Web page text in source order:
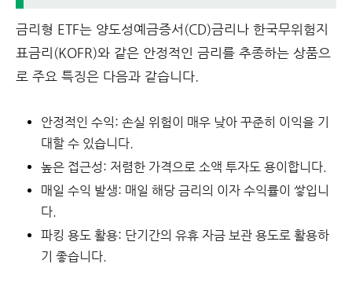
금리형 ETF는 양도성예금증서(CD)금리나 한국무위험지
표금리(KOFR)와 같은 안정적인 금리를 추종하는 상품으
로 주요 특징은 다음과 같습니다.
안정적인 수익: 손실 위험이 매우 낮아 꾸준히 이익을 기
대할 수 있습니다.
높은 접근성: 저렴한 가격으로 소액 투자도 용이합니다.
매일 수익 발생: 매일 해당 금리의 이자 수익률이 쌓입니
다.
파킹 용도 활용: 단기간의 유휴 자금 보관 용도로 활용하
기 좋습니다.